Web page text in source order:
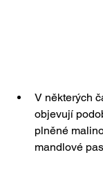
V některých
objevují
plněné
mandlové